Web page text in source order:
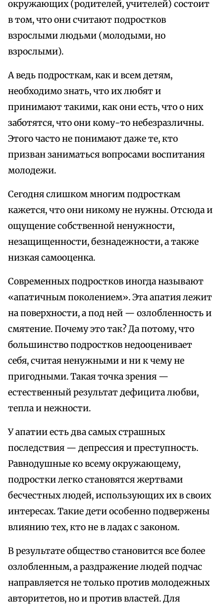
окружающих (родителей, учителей) состоит
в том, что они считают подростков
взрослыми людьми (молодыми, но
взрослыми).
А ведь подросткам, как и всем детям,
необходимо знать, что их любят и
принимают такими, как они есть, что о них
заботятся, что они кому-то небезразличны.
Этого часто не понимают даже те, кто
призван заниматься вопросами воспитания
молодежи.
Сегодня слишком многим подросткам
кажется, что они никому не нужны. Отсюда и
ощущение собственной ненужности,
незащищенности, безнадежности, а также
низкая самооценка.
Современных подростков иногда называют
«апатичным поколением». Эта апатия лежит
на поверхности, а под ней — озлобленность и
смятение. Почему это так? Да потому, что
большинство подростков недооценивает
себя, считая ненужными и ни к чему не
пригодными. Такая точка зрения —
естественный результат дефицита любви,
тепла и нежности.
У апатии есть два самых страшных
последствия — депрессия и преступность.
Равнодушные ко всему окружающему,
подростки легко становятся жертвами
бесчестных людей, использующих их в своих
интересах. Такие дети особенно подвержены
влиянию тех, кто не в ладах с законом.
В результате общество становится все более
озлобленным, а раздражение людей подчас
направляется не только против молодежных
авторитетов, но и против властей. Для